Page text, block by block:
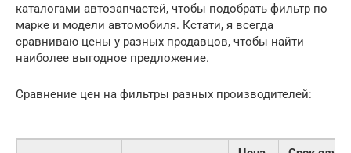
каталогами автозапчастей, чтобы подобрать фильтр по
марке и модели автомобиля. Кстати, я всегда
сравниваю цены у разных продавцов, чтобы найти
наиболее выгодное предложение.
Сравнение цен на фильтры разных производителей: